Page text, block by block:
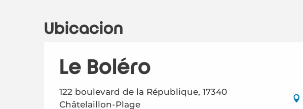
Ubicación
Le Boléro
122 boulevard de la République, 17340
Châtelaillon-Plage